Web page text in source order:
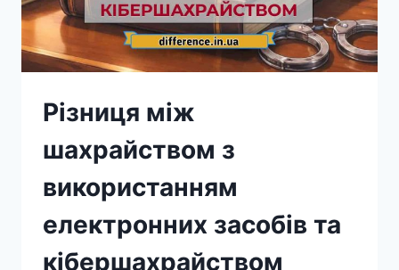
Різниця між
шахрайством з
використанням
електронних засобів та
кібершахрайством